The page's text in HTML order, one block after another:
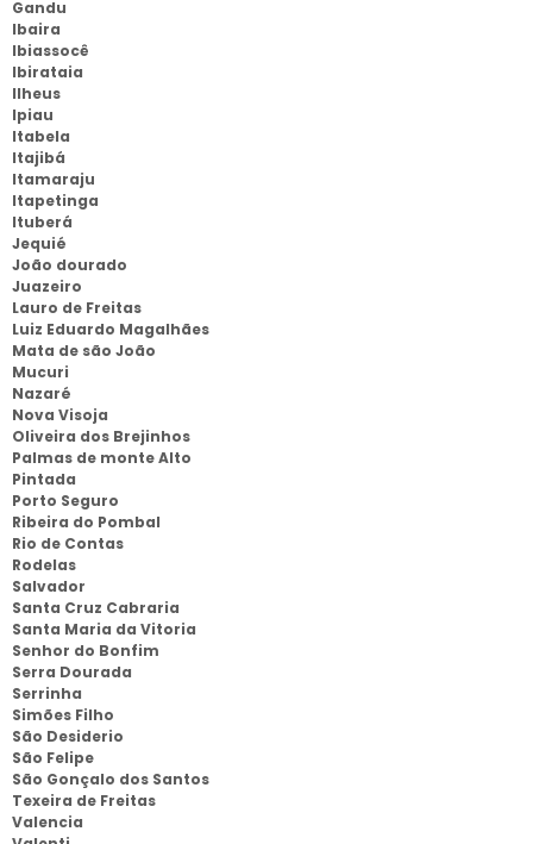
Gandu
Ibaira
Ibiassocê
Ibirataia
Ilheus
Ipiau
Itabela
Itajibá
Itamaraju
Itapetinga
Ituberá
Jequié
João dourado
Juazeiro
Lauro de Freitas
Luiz Eduardo Magalhães
Mata de são João
Mucuri
Nazaré
Nova Visoja
Oliveira dos Brejinhos
Palmas de monte Alto
Pintada
Porto Seguro
Ribeira do Pombal
Rio de Contas
Rodelas
Salvador
Santa Cruz Cabraria
Santa Maria da Vitoria
Senhor do Bonfim
Serra Dourada
Serrinha
Simões Filho
São Desiderio
São Felipe
São Gonçalo dos Santos
Texeira de Freitas
Valencia